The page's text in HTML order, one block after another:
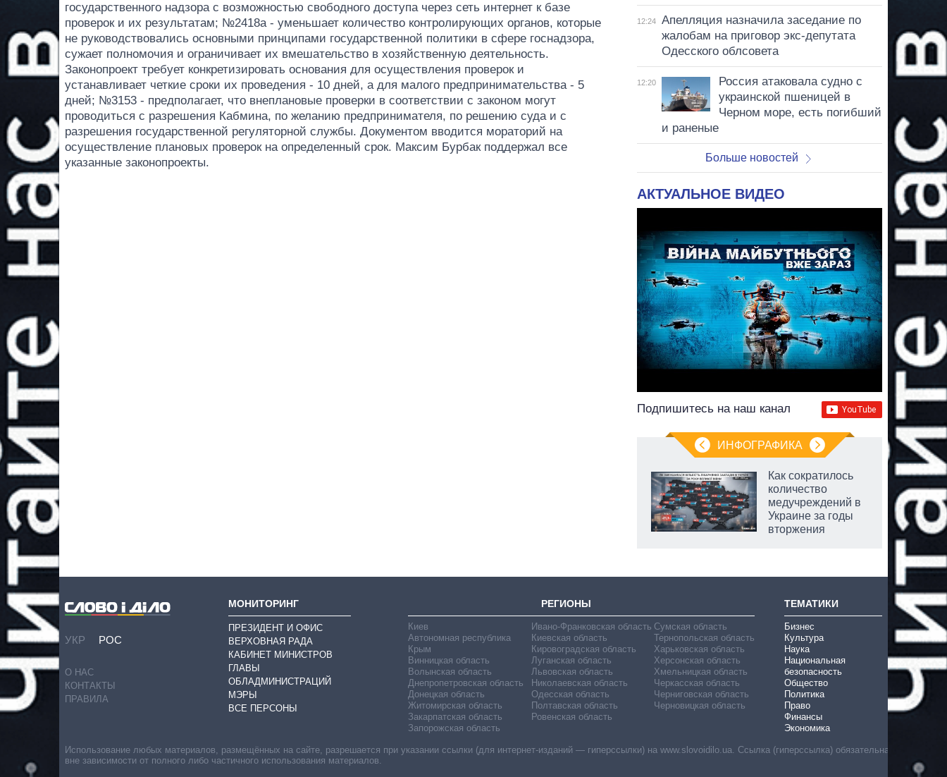
государственного надзора с возможностью свободного доступа через сеть интернет к базе
проверок и их результатам; №2418а - уменьшает количество контролирующих органов, которые
не руководствовались основными принципами государственной политики в сфере госнадзора,
сужает полномочия и ограничивает их вмешательство в хозяйственную деятельность.
Законопроект требует конкретизировать основания для осуществления проверок и
устанавливает четкие сроки их проведения - 10 дней, а для малого предпринимательства - 5
дней; №3153 - предполагает, что внеплановые проверки в соответствии с законом могут
проводиться с разрешения Кабмина, по желанию предпринимателя, по решению суда и с
разрешения государственной регуляторной службы. Документом вводится мораторий на
осуществление плановых проверок на определенный срок. Максим Бурбак поддержал все
указанные законопроекты.
12:24
Апелляция назначила заседание по
жалобам на приговор экс-депутата
Одесского облсовета
12:20
Россия атаковала судно с
украинской пшеницей в
Черном море, есть погибший
и раненые
Больше новостей
АКТУАЛЬНОЕ ВИДЕО
Подпишитесь на наш канал
ИНФОГРАФИКА
Как сократилось
количество
медучреждений в
Украине за годы
вторжения
УКР РОС
О НАС
КОНТАКТЫ
ПРАВИЛА
МОНИТОРИНГ
ПРЕЗИДЕНТ И ОФИС
ВЕРХОВНАЯ РАДА
КАБИНЕТ МИНИСТРОВ
ГЛАВЫ
ОБЛАДМИНИСТРАЦИЙ
МЭРЫ
ВСЕ ПЕРСОНЫ
РЕГИОНЫ
Киев
Автономная республика
Крым
Винницкая область
Волынская область
Днепропетровская область
Донецкая область
Житомирская область
Закарпатская область
Запорожская область
Ивано-Франковская область
Киевская область
Кировоградская область
Луганская область
Львовская область
Николаевская область
Одесская область
Полтавская область
Ровенская область
Сумская область
Тернопольская область
Харьковская область
Херсонская область
Хмельницкая область
Черкасская область
Черниговская область
Черновицкая область
ТЕМАТИКИ
Бизнес
Культура
Наука
Национальная
безопасность
Общество
Политика
Право
Финансы
Экономика
Использование любых материалов, размещённых на сайте, разрешается при указании ссылки (для интернет-изданий — гиперссылки) на www.slovoidilo.ua. Ссылка (гиперссылка) обязательна
вне зависимости от полного либо частичного использования материалов.